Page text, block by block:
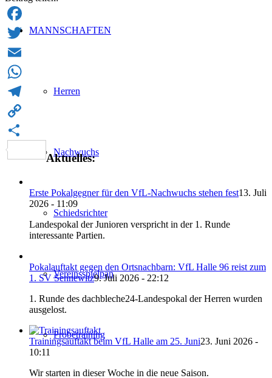
MANNSCHAFTEN
Herren
Nachwuchs
Schiedsrichter
Vereinsspielpan
Probetraining
Facebook
Twitter
Email
WhatsApp
Telegram
Copy
Link
Teilen
Aktuelles:
Erste Pokalgegner für den VfL-Nachwuchs stehen fest13. Juli
2026 - 11:09
Landespokal der Junioren verspricht in der 1. Runde
interessante Partien.
Pokalauftakt gegen den Ortsnachbarn: VfL Halle 96 reist zum
1. SV Sennewitz9. Juli 2026 - 22:12
1. Runde des dachbleche24-Landespokal der Herren wurden
ausgelost.
Trainingsauftakt beim VfL Halle am 25. Juni23. Juni 2026 -
10:11
Wir starten in dieser Woche in die neue Saison.